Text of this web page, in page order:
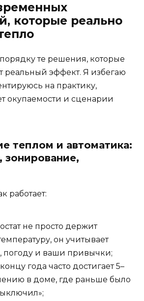
которые реально
те решения, которые
реальный эффект. Я избегаю
на практику,
окупаемости и сценарии
теплом и автоматика:
зонирование,
работает:
не просто держит
он учитывает
погоду и ваши привычки;
года часто достигает 5–
в доме, где раньше было